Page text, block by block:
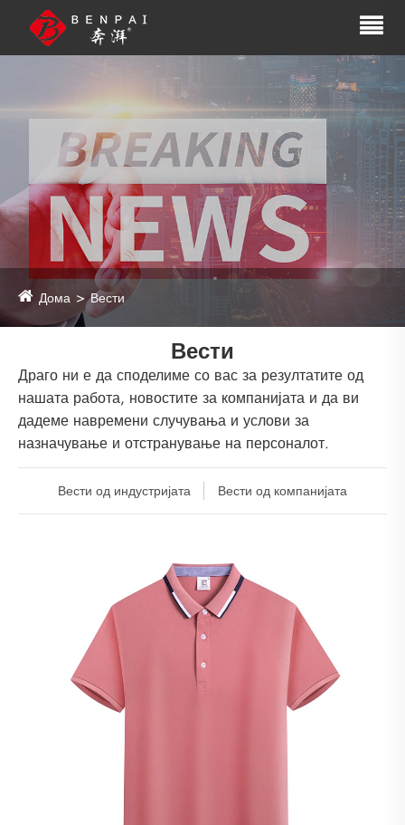
Дома Вести
Вести
Драго ни е да споделиме со вас за резултатите од
нашата работа, новостите за компанијата и да ви
дадеме навремени случувања и услови за
назначување и отстранување на персоналот.
Вести од индустријата Вести од компанијата